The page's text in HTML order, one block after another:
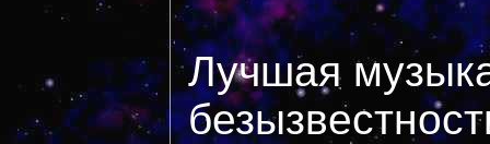
Лучшая